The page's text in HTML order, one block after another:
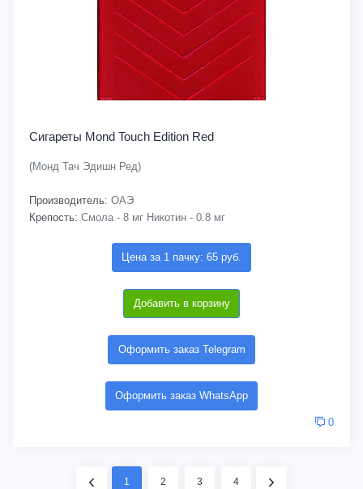
Сигареты Mond Touch Edition Red
(Монд Тач Эдишн Ред)
Производитель: ОАЭ
Крепость: Смола - 8 мг Никотин - 0.8 мг
Цена за 1 пачку: 65 руб.
Добавить в корзину
Оформить заказ Telegram
Оформить заказ WhatsApp
0
1 2 3 4